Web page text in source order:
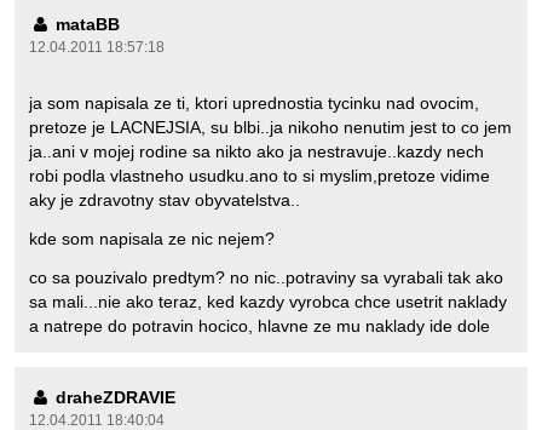
mataBB
12.04.2011 18:57:18
ja som napisala ze ti, ktori uprednostia tycinku nad ovocim,
pretoze je LACNEJSIA, su blbi..ja nikoho nenutim jest to co jem
ja..ani v mojej rodine sa nikto ako ja nestravuje..kazdy nech
robi podla vlastneho usudku.ano to si myslim,pretoze vidime
aky je zdravotny stav obyvatelstva..
kde som napisala ze nic nejem?
co sa pouzivalo predtym? no nic..potraviny sa vyrabali tak ako
sa mali...nie ako teraz, ked kazdy vyrobca chce usetrit naklady
a natrepe do potravin hocico, hlavne ze mu naklady ide dole
draheZDRAVIE
12.04.2011 18:40:04